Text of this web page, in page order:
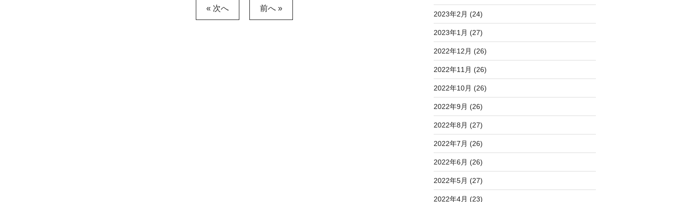
« 次へ 前へ »
2023年2月 (24)
2023年1月 (27)
2022年12月 (26)
2022年11月 (26)
2022年10月 (26)
2022年9月 (26)
2022年8月 (27)
2022年7月 (26)
2022年6月 (26)
2022年5月 (27)
2022年4月 (23)